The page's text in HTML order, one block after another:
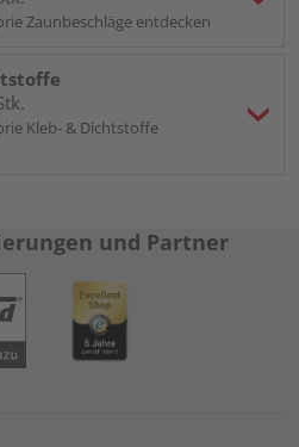
Zaunbeschläge entdecken
Kleb- & Dichtstoffe
und Partner